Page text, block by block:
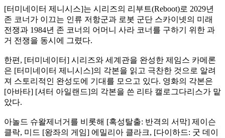
[터미네이터 제니시스]는 시리즈의 리부트(Reboot)로 2029년
존 코너가 이끄는 인류 저항군과 로봇 군단 스카이넷의 미래
전쟁과 1984년 존 코너의 어머니 사라 코너를 구하기 위한 과
거 전쟁을 동시에 그렸다.
한편, [터미네이터] 시리즈와 세계관을 완성한 제임스 카메론
은 [터미네이터 제니시스]의 각본을 읽고 극찬한 것으로 알려
져 스토리적인 완성도에 기대를 모으고 있다. 영화의 각본은
[아바타] [셔터 아일랜드]의 각본을 쓴 리타 캘로그다리스가 맡
았다.
아놀드 슈왈제너거를 비롯해 [혹성탈출: 반격의 서막] 제이슨
클락, 미드 [왕좌의 게임] 에밀리아 클라크, [다이하드: 굿 데이